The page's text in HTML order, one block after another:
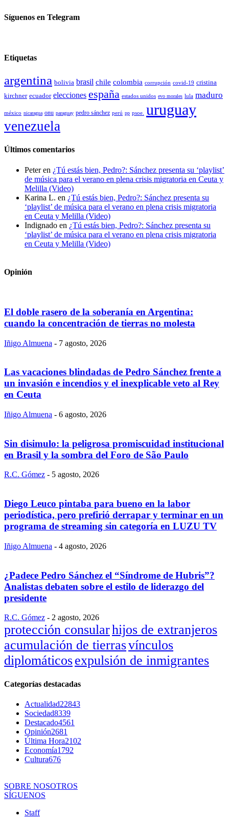
Síguenos en Telegram
Etiquetas
argentina bolivia brasil chile colombia corrupción covid-19 cristina
kirchner ecuador elecciones españa estados unidos evo morales lula maduro
méxico nicaragua onu paraguay pedro sánchez perú pp psoe. uruguay
venezuela
Últimos comentarios
Peteren ¿Tú estás bien, Pedro?: Sánchez presenta su ‘playlist’
de música para el verano en plena crisis migratoria en Ceuta y
Melilla (Video)
Karina L. en ¿Tú estás bien, Pedro?: Sánchez presenta su
‘playlist’ de música para el verano en plena crisis migratoria
en Ceuta y Melilla (Video)
Indignado en ¿Tú estás bien, Pedro?: Sánchez presenta su
‘playlist’ de música para el verano en plena crisis migratoria
en Ceuta y Melilla (Video)
Opinión
El doble rasero de la soberanía en Argentina:
cuando la concentración de tierras no molesta
Iñigo Almuena - 7 agosto, 2026
Las vacaciones blindadas de Pedro Sánchez frente a
un invasión e incendios y el inexplicable veto al Rey
en Ceuta
Iñigo Almuena - 6 agosto, 2026
Sin disimulo: la peligrosa promiscuidad institucional
en Brasil y la sombra del Foro de São Paulo
R.C. Gómez - 5 agosto, 2026
Diego Leuco pintaba para bueno en la labor
periodística, pero prefirió derrapar y terminar en un
programa de streaming sin categoría en LUZU TV
Iñigo Almuena - 4 agosto, 2026
¿Padece Pedro Sánchez el “Síndrome de Hubris”?
Analistas debaten sobre el estilo de liderazgo del
presidente
R.C. Gómez - 2 agosto, 2026
protección consularhijos de extranjeros
acumulación de tierrasvínculos
diplomáticosexpulsión de inmigrantes
Categorías destacadas
Actualidad22843
Sociedad8339
Destacado4561
Opinión2681
Última Hora2102
Economía1792
Cultura676
SOBRE NOSOTROS
SÍGUENOS
Staff